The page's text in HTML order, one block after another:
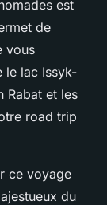
est
de
vous
le lac Issyk-
Rabat et les
road trip
ce voyage
du